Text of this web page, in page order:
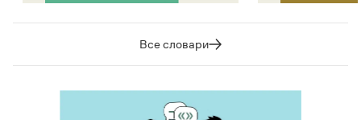
Все словари